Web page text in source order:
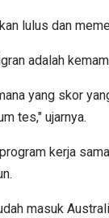
lulus dan
adalah
yang skor
tes," ujarnya.
kerja
masuk